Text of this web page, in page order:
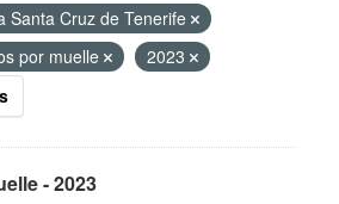
Santa Cruz de Tenerife
por muelle
2023
- 2023